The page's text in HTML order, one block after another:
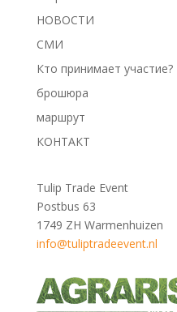
НОВОСТИ
СМИ
Кто принимает участие?
брошюра
маршрут
КОНТАКТ
Tulip Trade Event
Postbus 63
1749 ZH Warmenhuizen
info@tuliptradeevent.nl